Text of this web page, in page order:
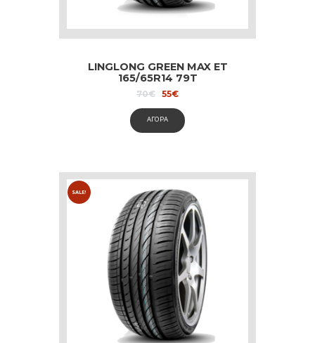
LINGLONG GREEN MAX ET
165/65R14 79T
70€
Original
was:
70€.
55€Current
is:
55€.
ΑΓΟΡΑ
SALE!